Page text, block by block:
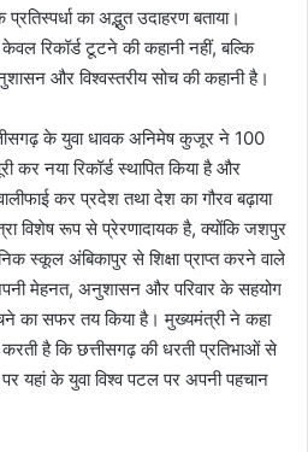
का अद्भुत उदाहरण बताया।
रिकॉर्ड टूटने की कहानी नहीं, बल्कि
और विश्वस्तरीय सोच की कहानी है।
के युवा धावक अनिमेष कुजूर ने 100
कर नया रिकॉर्ड स्थापित किया है और
कर प्रदेश तथा देश का गौरव बढ़ाया
विशेष रूप से प्रेरणादायक है, क्योंकि जशपुर
स्कूल अंबिकापुर से शिक्षा प्राप्त करने वाले
मेहनत, अनुशासन और परिवार के सहयोग
का सफर तय किया है। मुख्यमंत्री ने कहा
है कि छत्तीसगढ़ की धरती प्रतिभाओं से
यहां के युवा विश्व पटल पर अपनी पहचान